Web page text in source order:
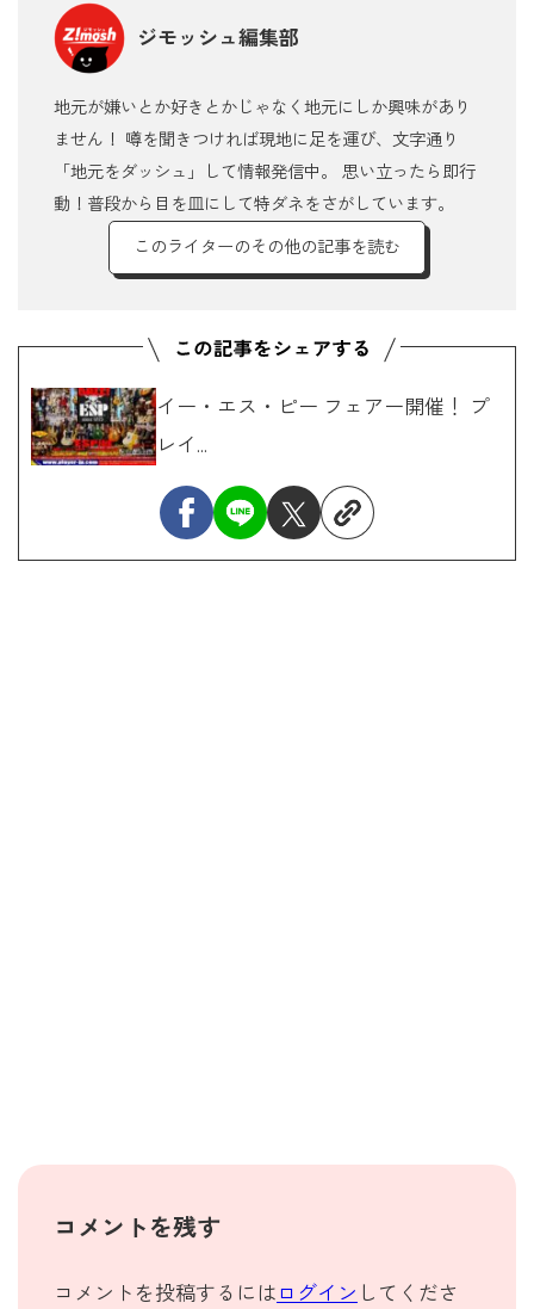
ジモッシュ編集部
地元が嫌いとか好きとかじゃなく地元にしか興味があり
ません！ 噂を聞きつければ現地に足を運び、文字通り
「地元をダッシュ」して情報発信中。 思い立ったら即行
動！普段から目を皿にして特ダネをさがしています。
このライターのその他の記事を読む
イー・エス・ピー フェアー開催！ プ
レイ...
コメントを残す
コメントを投稿するには ログイン してくださ